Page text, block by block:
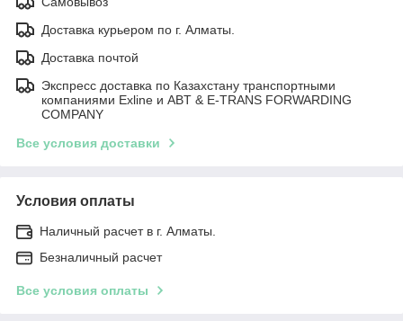
Доставка курьером по г. Алматы.
Доставка почтой
Экспресс доставка по Казахстану транспортными
компаниями Exline и ABT & E-TRANS FORWARDING
COMPANY
Все условия доставки
Условия оплаты
Наличный расчет в г. Алматы.
Безналичный расчет
Все условия оплаты